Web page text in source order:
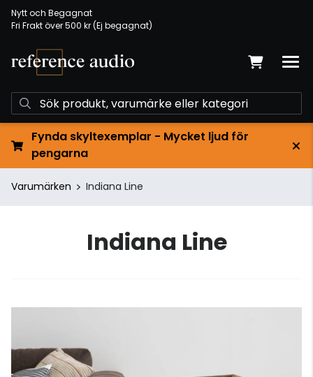
Nytt och Begagnat
Fri Frakt över 500 kr (Ej begagnat)
Fynda skyltexemplar - Mycket ljud för
pengarna
Varumärken Indiana Line
Indiana Line